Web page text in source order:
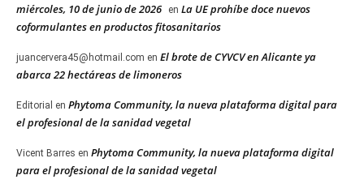
miércoles, 10 de junio de 2026 en La UE prohíbe doce nuevos
coformulantes en productos fitosanitarios
juancervera45@hotmail.com en El brote de CYVCV en Alicante ya
abarca 22 hectáreas de limoneros
Editorial en Phytoma Community, la nueva plataforma digital para
el profesional de la sanidad vegetal
Vicent Barres en Phytoma Community, la nueva plataforma digital
para el profesional de la sanidad vegetal